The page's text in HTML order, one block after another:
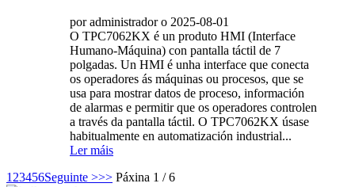
por administrador o 2025-08-01
O TPC7062KX é un produto HMI (Interface
Humano-Máquina) con pantalla táctil de 7
polgadas. Un HMI é unha interface que conecta
os operadores ás máquinas ou procesos, que se
usa para mostrar datos de proceso, información
de alarmas e permitir que os operadores controlen
a través da pantalla táctil. O TPC7062KX úsase
habitualmente en automatización industrial...
Ler máis
1 23456Seguinte >>> Páxina 1 / 6